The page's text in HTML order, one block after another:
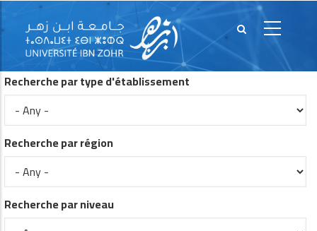
Recherche par type d'établissement
Recherche par région
Recherche par niveau